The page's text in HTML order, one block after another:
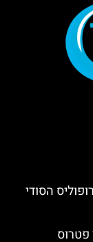
הסודי
פטרוס